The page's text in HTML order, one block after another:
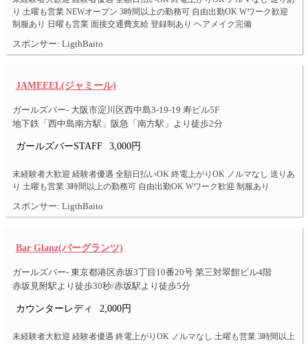
り 土曜も営業 NEWオープン 3時間以上の勤務可 自由出勤OK Wワーク歓迎
制服あり 日曜も営業 面接交通費支給 登録制あり ヘアメイク完備
スポンサー: LigthBaito
JAMEEEL(ジャミール)
ガールズバー- 大阪市淀川区西中島3-19-19 寿ビル5F
地下鉄「西中島南方駅」阪急「南方駅」より徒歩2分
ガールズバーSTAFF 3,000円
未経験者大歓迎 経験者優遇 全額日払いOK 終電上がりOK ノルマなし 送りあ
り 土曜も営業 3時間以上の勤務可 自由出勤OK Wワーク歓迎 制服あり
スポンサー: LigthBaito
Bar Glanz(バーグランツ)
ガールズバー- 東京都港区赤坂3丁目10番20号 第三対翠館ビル4階
赤坂見附駅より徒歩30秒/赤坂駅より徒歩5分
カウンターレディ 2,000円
未経験者大歓迎 経験者優遇 終電上がりOK ノルマなし 土曜も営業 3時間以上